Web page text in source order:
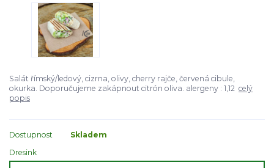
Salát římský/ledový, cizrna, olivy, cherry rajče, červená cibule,
okurka. Doporučujeme zakápnout citrón oliva. alergeny : 1,12 celý
popis
Dostupnost
Skladem
Dresink